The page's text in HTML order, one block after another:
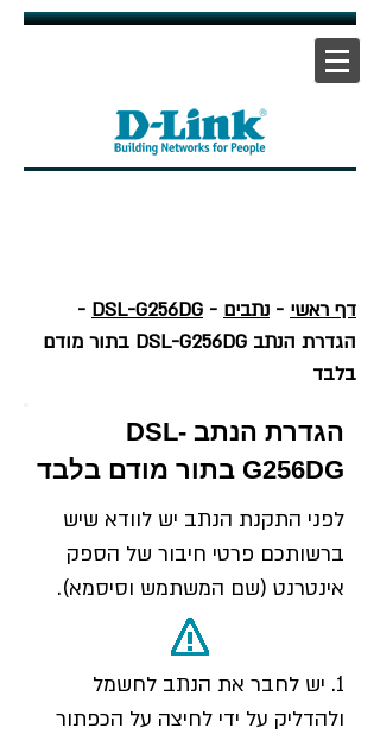
אתר ראשי
דף ראשי - נתבים -
DSL-G256DG
-
הגדרת הנתב DSL-G256DG בתור מודם
בלבד
הגדרת הנתב DSL-
G256DG בתור מודם בלבד
לפני התקנת הנתב יש לוודא שיש
ברשותכם פרטי חיבור של הספק
אינטרנט (שם המשתמש וסיסמא).
1. יש לחבר את הנתב לחשמל
ולהדליק על ידי לחיצה על הכפתור